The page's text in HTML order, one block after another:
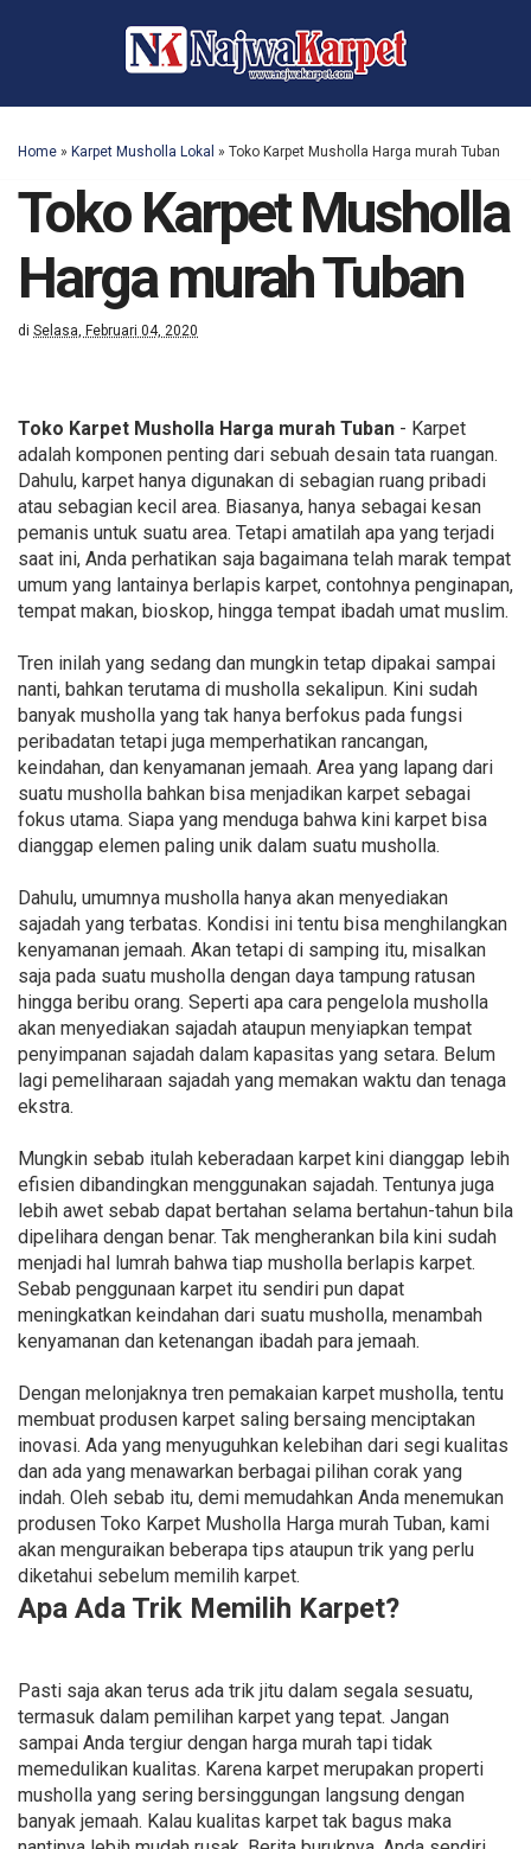
Home » Karpet Musholla Lokal » Toko Karpet Musholla Harga murah Tuban
Toko Karpet Musholla
Harga murah Tuban
di Selasa, Februari 04, 2020
Toko Karpet Musholla Harga murah Tuban - Karpet
adalah komponen penting dari sebuah desain tata ruangan.
Dahulu, karpet hanya digunakan di sebagian ruang pribadi
atau sebagian kecil area. Biasanya, hanya sebagai kesan
pemanis untuk suatu area. Tetapi amatilah apa yang terjadi
saat ini, Anda perhatikan saja bagaimana telah marak tempat
umum yang lantainya berlapis karpet, contohnya penginapan,
tempat makan, bioskop, hingga tempat ibadah umat muslim.
Tren inilah yang sedang dan mungkin tetap dipakai sampai
nanti, bahkan terutama di musholla sekalipun. Kini sudah
banyak musholla yang tak hanya berfokus pada fungsi
peribadatan tetapi juga memperhatikan rancangan,
keindahan, dan kenyamanan jemaah. Area yang lapang dari
suatu musholla bahkan bisa menjadikan karpet sebagai
fokus utama. Siapa yang menduga bahwa kini karpet bisa
dianggap elemen paling unik dalam suatu musholla.
Dahulu, umumnya musholla hanya akan menyediakan
sajadah yang terbatas. Kondisi ini tentu bisa menghilangkan
kenyamanan jemaah. Akan tetapi di samping itu, misalkan
saja pada suatu musholla dengan daya tampung ratusan
hingga beribu orang. Seperti apa cara pengelola musholla
akan menyediakan sajadah ataupun menyiapkan tempat
penyimpanan sajadah dalam kapasitas yang setara. Belum
lagi pemeliharaan sajadah yang memakan waktu dan tenaga
ekstra.
Mungkin sebab itulah keberadaan karpet kini dianggap lebih
efisien dibandingkan menggunakan sajadah. Tentunya juga
lebih awet sebab dapat bertahan selama bertahun-tahun bila
dipelihara dengan benar. Tak mengherankan bila kini sudah
menjadi hal lumrah bahwa tiap musholla berlapis karpet.
Sebab penggunaan karpet itu sendiri pun dapat
meningkatkan keindahan dari suatu musholla, menambah
kenyamanan dan ketenangan ibadah para jemaah.
Dengan melonjaknya tren pemakaian karpet musholla, tentu
membuat produsen karpet saling bersaing menciptakan
inovasi. Ada yang menyuguhkan kelebihan dari segi kualitas
dan ada yang menawarkan berbagai pilihan corak yang
indah. Oleh sebab itu, demi memudahkan Anda menemukan
produsen Toko Karpet Musholla Harga murah Tuban, kami
akan menguraikan beberapa tips ataupun trik yang perlu
diketahui sebelum memilih karpet.
Apa Ada Trik Memilih Karpet?
Pasti saja akan terus ada trik jitu dalam segala sesuatu,
termasuk dalam pemilihan karpet yang tepat. Jangan
sampai Anda tergiur dengan harga murah tapi tidak
memedulikan kualitas. Karena karpet merupakan properti
musholla yang sering bersinggungan langsung dengan
banyak jemaah. Kalau kualitas karpet tak bagus maka